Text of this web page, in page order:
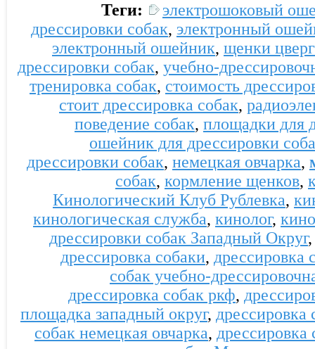
Теги:
электрошоковый
дрессировки собак, электронный
электронный ошейник, щенки
дрессировки собак, учебно-
тренировка собак, стоимость
стоит дрессировка собак,
поведение собак, площадки для
ошейник для дрессировки
дрессировки собак, немецкая овчарка,
собак, кормление щенков,
Кинологический Клуб Рублевка,
кинологическая служба, кинолог,
дрессировки собак Западный Округ
дрессировка собаки, дрессировка
собак учебно-
дрессировка собак ркф,
площадка западный округ, дрессировка
собак немецкая овчарка, дрессировка